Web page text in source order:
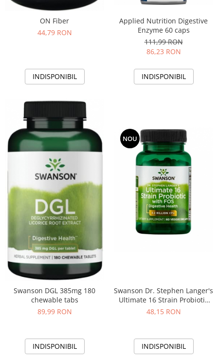
ON Fiber
44,79 RON
INDISPONIBIL
Applied Nutrition Digestive
Enzyme 60 caps
111,99 RON
86,23 RON
INDISPONIBIL
Swanson DGL 385mg 180
chewable tabs
89,99 RON
INDISPONIBIL
NOU
Swanson Dr. Stephen Langer's
Ultimate 16 Strain Probiotic
with FOS 3.2 Billion CFU 60
48,15 RON
INDISPONIBIL